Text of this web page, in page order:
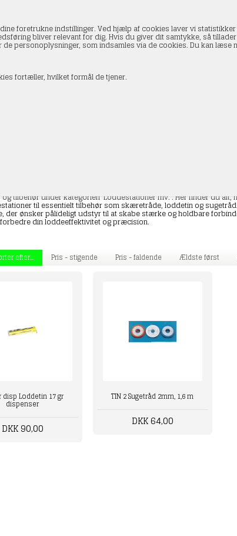
foretrukne indstillinger. Ved hjælp af cookies laver vi
bliver relevant for dig. Hvis du giver dit samtykke, så
personoplysninger, som indsamles via de cookies. Du kan læse
fortæller, hvilket formål de tjener.
0 vare(r)
I alt:
tilbehør under kategorien 'Loddestationer mv.'. Her finder du alt,
til essentielt tilbehør som skæretråde, loddetin og
ønsker pålideligt udstyr til at skabe stærke og holdbare
din loddeeffektivitet og præcision.
efter... Pris - stigende Pris - faldende Ældste først
disp Loddetin 17 gr
dispenser
DKK 90,00
TIN 2 Sugetråd 2mm, 1,6 m
DKK 64,00